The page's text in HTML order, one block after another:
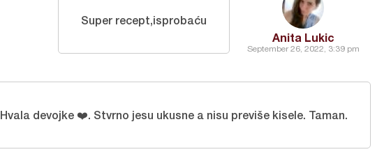
Anita Lukic
September 26, 2022, 3:39 pm
Super recept,isprobaću
Hvala devojke ❤️. Stvrno jesu ukusne a nisu previše kisele. Taman.